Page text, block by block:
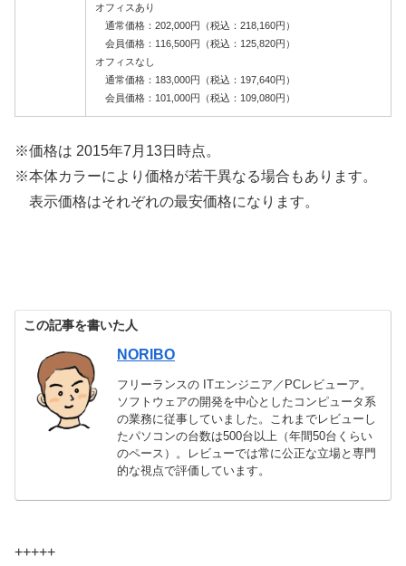
オフィスあり
通常価格：202,000円（税込：218,160円）
会員価格：116,500円（税込：125,820円）
オフィスなし
通常価格：183,000円（税込：197,640円）
会員価格：101,000円（税込：109,080円）
※価格は 2015年7月13日時点。
※本体カラーにより価格が若干異なる場合もあります。
表示価格はそれぞれの最安価格になります。
この記事を書いた人
NORIBO
フリーランスの ITエンジニア／PCレビューア。
ソフトウェアの開発を中心としたコンピュータ系
の業務に従事していました。これまでレビューし
たパソコンの台数は500台以上（年間50台くらい
のペース）。レビューでは常に公正な立場と専門
的な視点で評価しています。
+++++